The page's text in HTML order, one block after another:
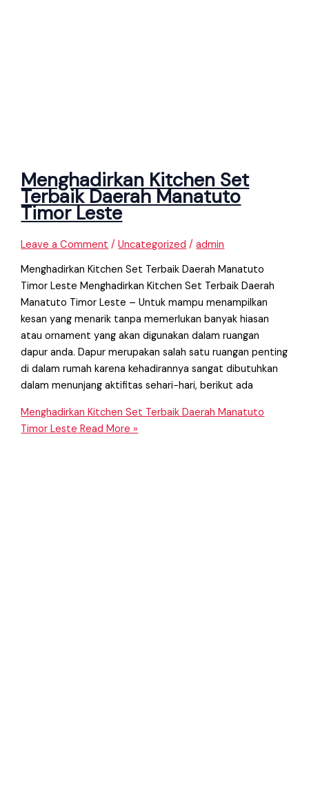
Menghadirkan Kitchen Set
Terbaik Daerah Manatuto
Timor Leste
Leave a Comment /Uncategorized /admin
Menghadirkan Kitchen Set Terbaik Daerah Manatuto
Timor Leste Menghadirkan Kitchen Set Terbaik Daerah
Manatuto Timor Leste – Untuk mampu menampilkan
kesan yang menarik tanpa memerlukan banyak hiasan
atau ornament yang akan digunakan dalam ruangan
dapur anda. Dapur merupakan salah satu ruangan penting
di dalam rumah karena kehadirannya sangat dibutuhkan
dalam menunjang aktifitas sehari−hari, berikut ada
Menghadirkan Kitchen Set Terbaik Daerah Manatuto
Timor Leste Read More »